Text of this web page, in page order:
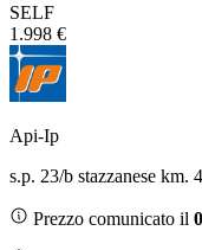
SELF
1.998 €
Api-Ip
s.p. 23/b stazzanese km.
Prezzo comunicato il